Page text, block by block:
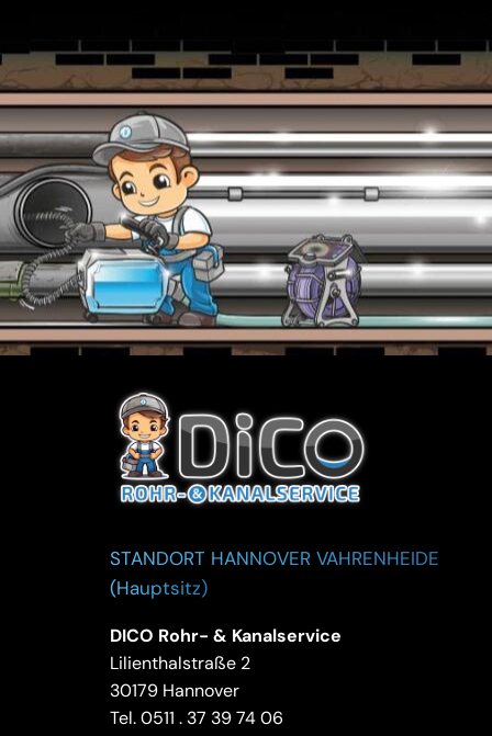
STANDORT HANNOVER VAHRENHEIDE
(Hauptsitz)
DICO Rohr- & Kanalservice
Lilienthalstraße 2
30179 Hannover
Tel.0511 . 37 39 74 06